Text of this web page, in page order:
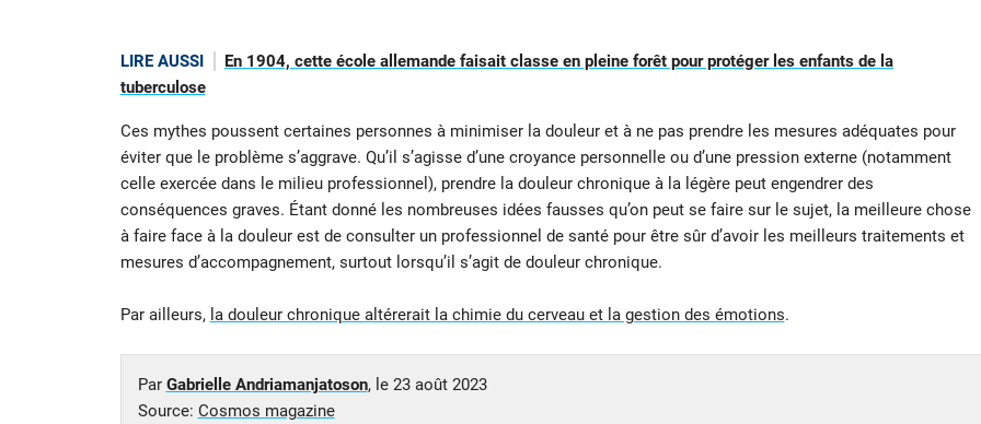
LIRE AUSSI
En 1904, cette école allemande faisait classe en pleine forêt pour protéger les enfants de la
tuberculose
Ces mythes poussent certaines personnes à minimiser la douleur et à ne pas prendre les mesures adéquates pour
éviter que le problème s’aggrave. Qu’il s’agisse d’une croyance personnelle ou d’une pression externe (notamment
celle exercée dans le milieu professionnel), prendre la douleur chronique à la légère peut engendrer des
conséquences graves. Étant donné les nombreuses idées fausses qu’on peut se faire sur le sujet, la meilleure chose
à faire face à la douleur est de consulter un professionnel de santé pour être sûr d’avoir les meilleurs traitements et
mesures d’accompagnement, surtout lorsqu’il s’agit de douleur chronique.
Par ailleurs, la douleur chronique altérerait la chimie du cerveau et la gestion des émotions.
Par Gabrielle Andriamanjatoson, le 23 août 2023
Source: Cosmos magazine